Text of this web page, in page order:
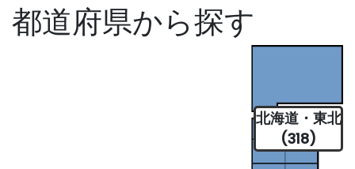
都道府県から探す
北海道・東北
(318)